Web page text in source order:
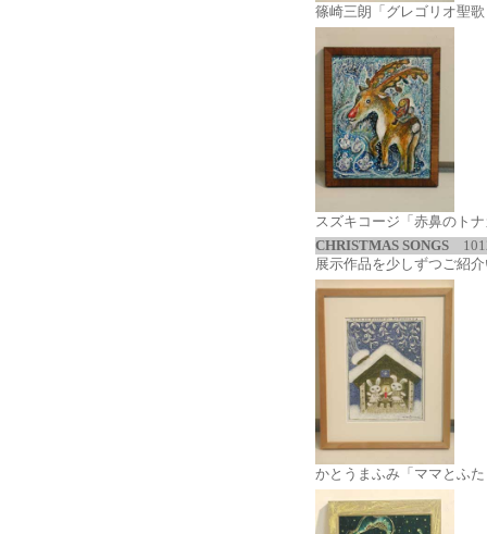
篠崎三朗「グレゴリオ聖
スズキコージ「赤鼻のト
CHRISTMAS SONGS
展示作品を少しずつご紹
かとうまふみ「ママとふ